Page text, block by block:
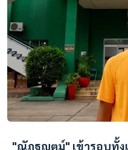
"ณัฏฐญุตม์" เข้ารอบทั้ง